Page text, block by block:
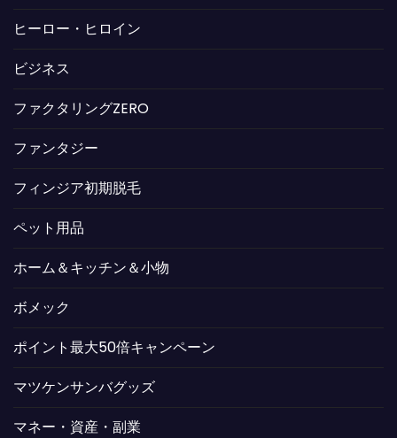
ヒーロー・ヒロイン
ビジネス
ファクタリングZERO
ファンタジー
フィンジア初期脱毛
ペット用品
ホーム＆キッチン＆小物
ボメック
ポイント最大50倍キャンペーン
マツケンサンバグッズ
マネー・資産・副業